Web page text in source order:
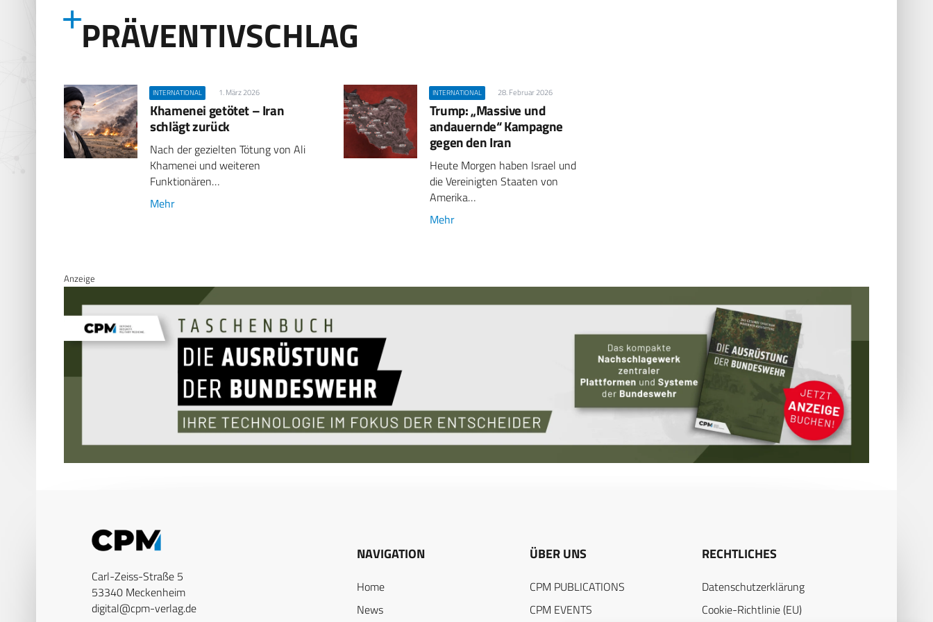
PRÄVENTIVSCHLAG
INTERNATIONAL 1. März 2026
Khamenei getötet – Iran
schlägt zurück
Nach der gezielten Tötung von Ali
Khamenei und weiteren
Funktionären…
Mehr
INTERNATIONAL 28. Februar 2026
Trump: „Massive und
andauernde“ Kampagne
gegen den Iran
Heute Morgen haben Israel und
die Vereinigten Staaten von
Amerika…
Mehr
Anzeige
Carl-Zeiss-Straße 5
53340 Meckenheim
digital@cpm-verlag.de
NAVIGATION
Home
News
ÜBER UNS
CPM PUBLICATIONS
CPM EVENTS
RECHTLICHES
Datenschutzerklärung
Cookie-Richtlinie (EU)